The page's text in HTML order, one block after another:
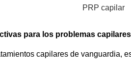
PRP capilar
para los problemas capilares
capilares de vanguardia,